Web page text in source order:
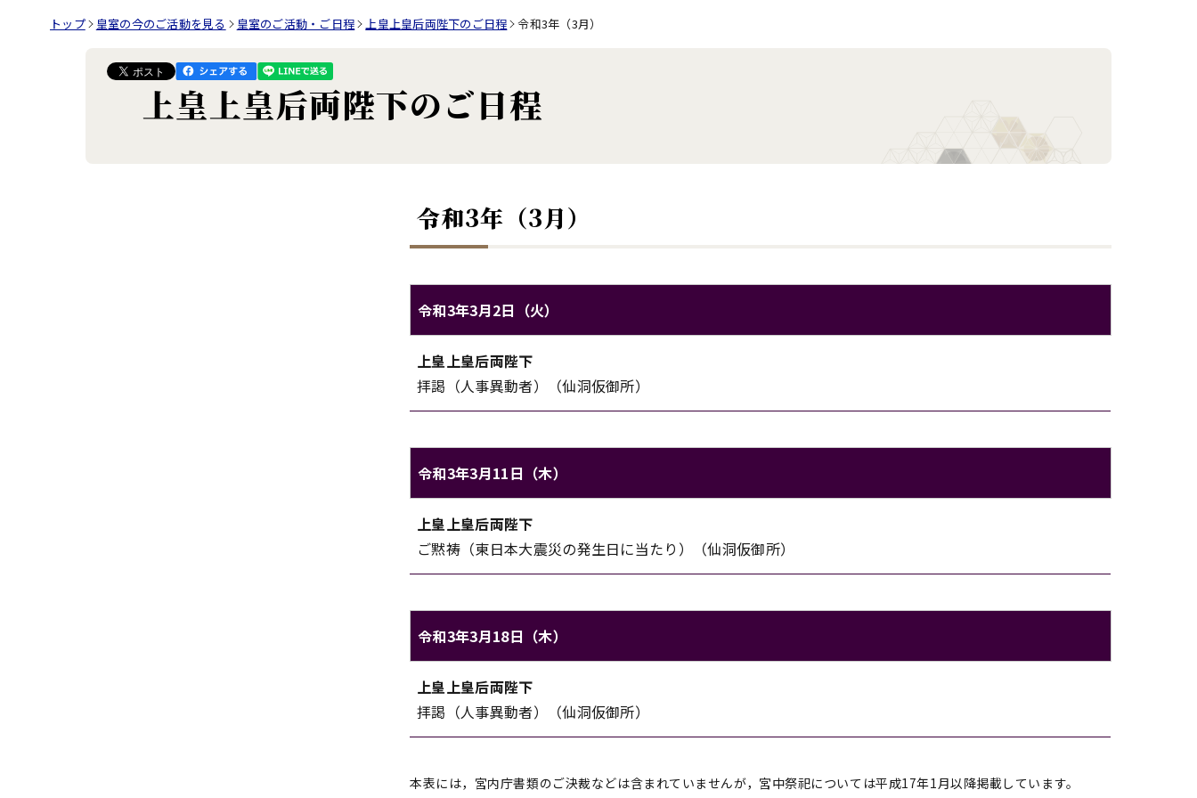
トップ 皇室の今のご活動を見る 皇室のご活動・ご日程 上皇上皇后両陛下のご日程 令和3年（3月）
上皇上皇后両陛下のご日程
令和3年（3月）
令和3年3月2日（火）
対象 内容
上皇上皇后両陛下
拝謁（人事異動者）（仙洞仮御所）
令和3年3月11日（木）
対象 内容
上皇上皇后両陛下
ご黙祷（東日本大震災の発生日に当たり）（仙洞仮御所）
令和3年3月18日（木）
対象 内容
上皇上皇后両陛下
拝謁（人事異動者）（仙洞仮御所）
本表には，宮内庁書類のご決裁などは含まれていませんが，宮中祭祀については平成17年1月以降掲載しています。